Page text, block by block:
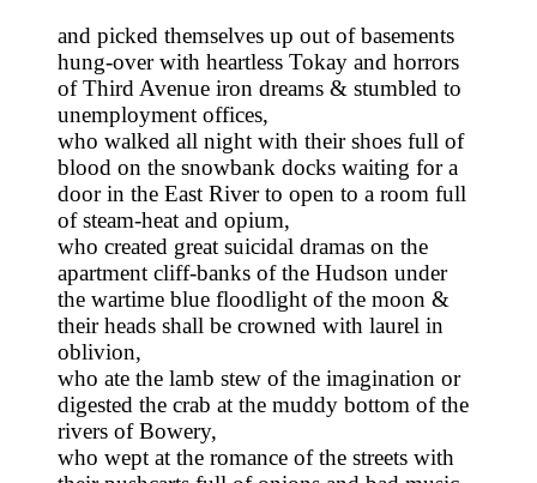
and picked themselves up out of basements
hung-over with heartless Tokay and horrors
of Third Avenue iron dreams & stumbled to
unemployment offices,
who walked all night with their shoes full of
blood on the snowbank docks waiting for a
door in the East River to open to a room full
of steam-heat and opium,
who created great suicidal dramas on the
apartment cliff-banks of the Hudson under
the wartime blue floodlight of the moon &
their heads shall be crowned with laurel in
oblivion,
who ate the lamb stew of the imagination or
digested the crab at the muddy bottom of the
rivers of Bowery,
who wept at the romance of the streets with